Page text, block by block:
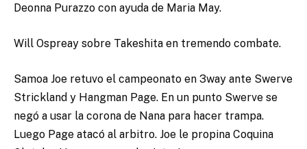
Deonna Purazzo con ayuda de Maria May.
Will Ospreay sobre Takeshita en tremendo combate.
Samoa Joe retuvo el campeonato en 3way ante Swerve
Strickland y Hangman Page. En un punto Swerve se
negó a usar la corona de Nana para hacer trampa.
Luego Page atacó al arbitro. Joe le propina Coquina